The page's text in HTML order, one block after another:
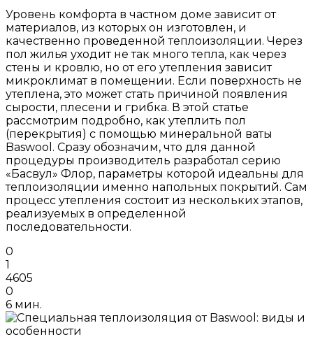
Уровень комфорта в частном доме зависит от
материалов, из которых он изготовлен, и
качественно проведенной теплоизоляции. Через
пол жилья уходит не так много тепла, как через
стены и кровлю, но от его утепления зависит
микроклимат в помещении. Если поверхность не
утеплена, это может стать причиной появления
сырости, плесени и грибка. В этой статье
рассмотрим подробно, как утеплить пол
(перекрытия) с помощью минеральной ваты
Baswool. Сразу обозначим, что для данной
процедуры производитель разработал серию
«Басвул» Флор, параметры которой идеальны для
теплоизоляции именно напольных покрытий. Сам
процесс утепления состоит из нескольких этапов,
реализуемых в определенной
последовательности.
0
1
4605
0
6 мин.